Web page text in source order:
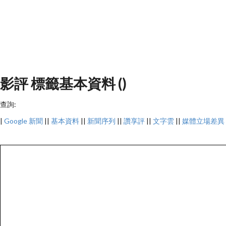
影評 標籤基本資料 ()
查詢:
| Google 新聞 || 基本資料 || 新聞序列 || 讚享評 || 文字雲 || 媒體立場差異